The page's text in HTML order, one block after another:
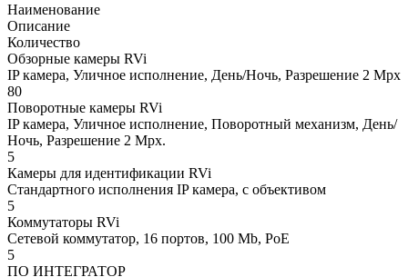
Наименование
Описание
Количество
Обзорные камеры RVi
IP камера, Уличное исполнение, День/Ночь, Разрешение 2 Mpx
80
Поворотные камеры RVi
IP камера, Уличное исполнение, Поворотный механизм, День/
Ночь, Разрешение 2 Mpx.
5
Камеры для идентификации RVi
Стандартного исполнения IP камера, с объективом
5
Коммутаторы RVi
Сетевой коммутатор, 16 портов, 100 Mb, PoE
5
ПО ИНТЕГРАТОР